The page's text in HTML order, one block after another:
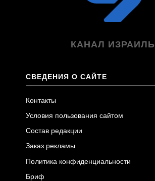
КАНАЛ ИЗРАИЛЬ
СВЕДЕНИЯ О САЙТЕ
Контакты
Условия пользования сайтом
Состав редакции
Заказ рекламы
Политика конфиденциальности
Бриф